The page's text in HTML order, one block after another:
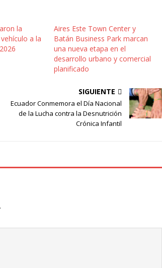
la
a la
Aires Este Town Center y
Batán Business Park marcan
una nueva etapa en el
desarrollo urbano y comercial
planificado
SIGUIENTE
Ecuador Conmemora el Día Nacional
de la Lucha contra la Desnutrición
Crónica Infantil